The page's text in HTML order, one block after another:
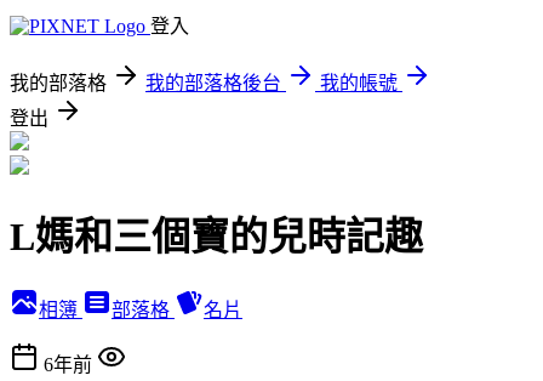
登入
我的部落格 我的部落格後台
我的帳號
登出
L媽和三個寶的兒時記趣
相簿 部落格 名片
6年前